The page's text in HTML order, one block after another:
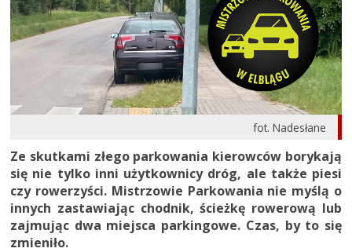
fot. Nadesłane
Ze skutkami złego parkowania kierowców borykają
się nie tylko inni użytkownicy dróg, ale także piesi
czy rowerzyści. Mistrzowie Parkowania nie myślą o
innych zastawiając chodnik, ścieżkę rowerową lub
zajmując dwa miejsca parkingowe. Czas, by to się
zmieniło.